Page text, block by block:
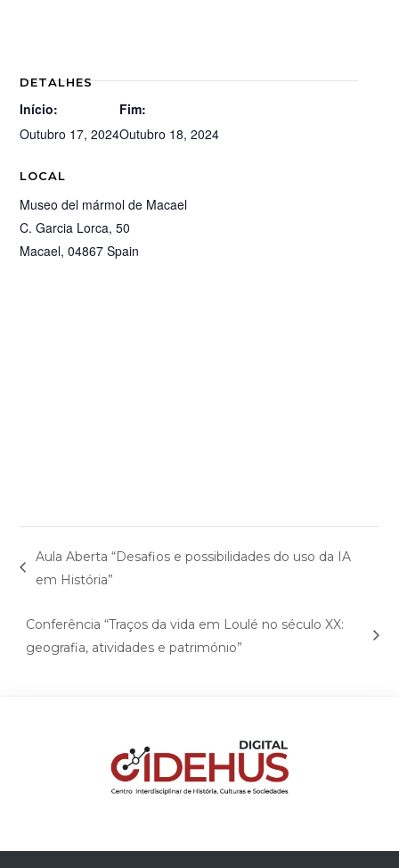
DETALHES
Início:
Outubro 17, 2024
Fim:
Outubro 18, 2024
LOCAL
Museo del mármol de Macael
C. Garcia Lorca, 50
Macael, 04867 Spain
Aula Aberta “Desafios e possibilidades do uso da IA
em História”
Conferência “Traços da vida em Loulé no século XX:
geografia, atividades e património”